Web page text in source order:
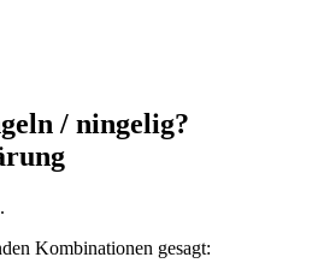
/ ningelig?
Kombinationen gesagt: